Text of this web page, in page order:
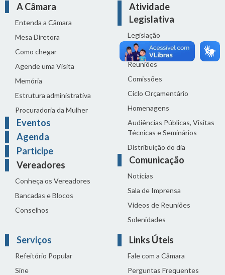
A Câmara
Entenda a Câmara
Mesa Diretora
Como chegar
Agende uma Visita
Memória
Estrutura administrativa
Procuradoria da Mulher
Eventos
Agenda
Participe
Vereadores
Conheça os Vereadores
Bancadas e Blocos
Conselhos
Atividade
Legislativa
Legislação
Proposições
Reuniões
Comissões
Ciclo Orçamentário
Homenagens
Audiências Públicas, Visitas
Técnicas e Seminários
Distribuição do dia
Comunicação
Notícias
Sala de Imprensa
Vídeos de Reuniões
Solenidades
Serviços
Refeitório Popular
Sine
Links Úteis
Fale com a Câmara
Perguntas Frequentes